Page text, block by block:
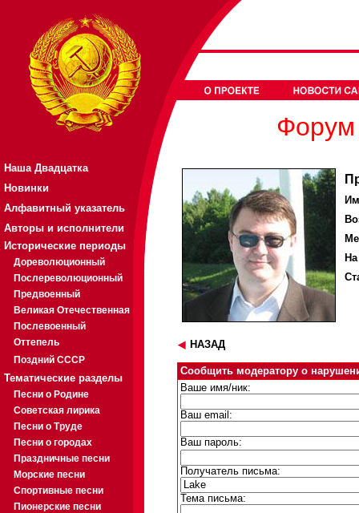
Наша Двадцатка
Новинки
Алфавитный указатель
Авторы и исполнители
Исторические периоды
Дореволюционный
Послереволюционный
Предвоенный
Великая Отечественная
Послевоенный
Оттепель
Поздний СССР
Тематические разделы
Песни о Родине
Советская лирика
Песни о Труде
Песни о городах
Праздничные песни
Морские песни
Спортивные песни
Пионерские песни
Форум
НАЗАД
Сообщить модератору о
Ваше имя/ник:
Ваш email:
Ваш пароль:
Получатель письма:
Тема письма: